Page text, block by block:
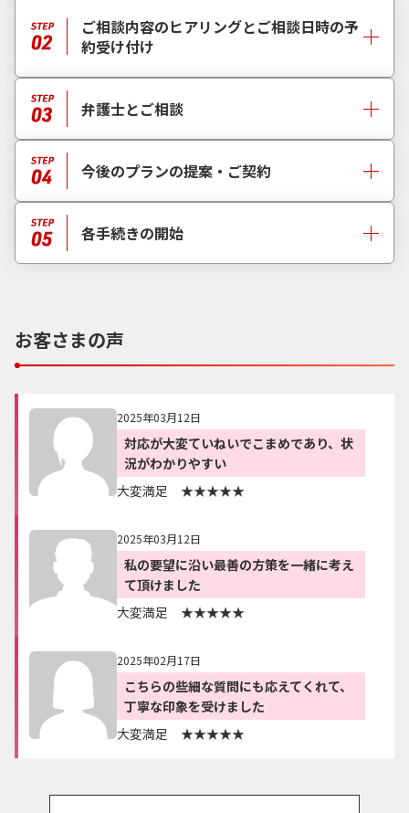
ご相談内容のヒアリングとご相談日時の予
約受け付け
弁護士とご相談
今後のプランの提案・ご契約
各手続きの開始
お客さまの声
2025年03月12日
対応が大変ていねいでこまめであり、状
況がわかりやすい
大変満足 ★★★★★
2025年03月12日
私の要望に沿い最善の方策を一緒に考え
て頂けました
大変満足 ★★★★★
2025年02月17日
こちらの些細な質問にも応えてくれて、
丁寧な印象を受けました
大変満足 ★★★★★